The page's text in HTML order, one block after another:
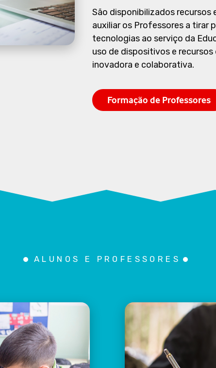
São disponibilizados recursos
auxiliar os Professores a tirar
tecnologias ao serviço da
uso de dispositivos e
inovadora e colaborativa.
Formação de Professores
ALUNOS E PROFESSORES